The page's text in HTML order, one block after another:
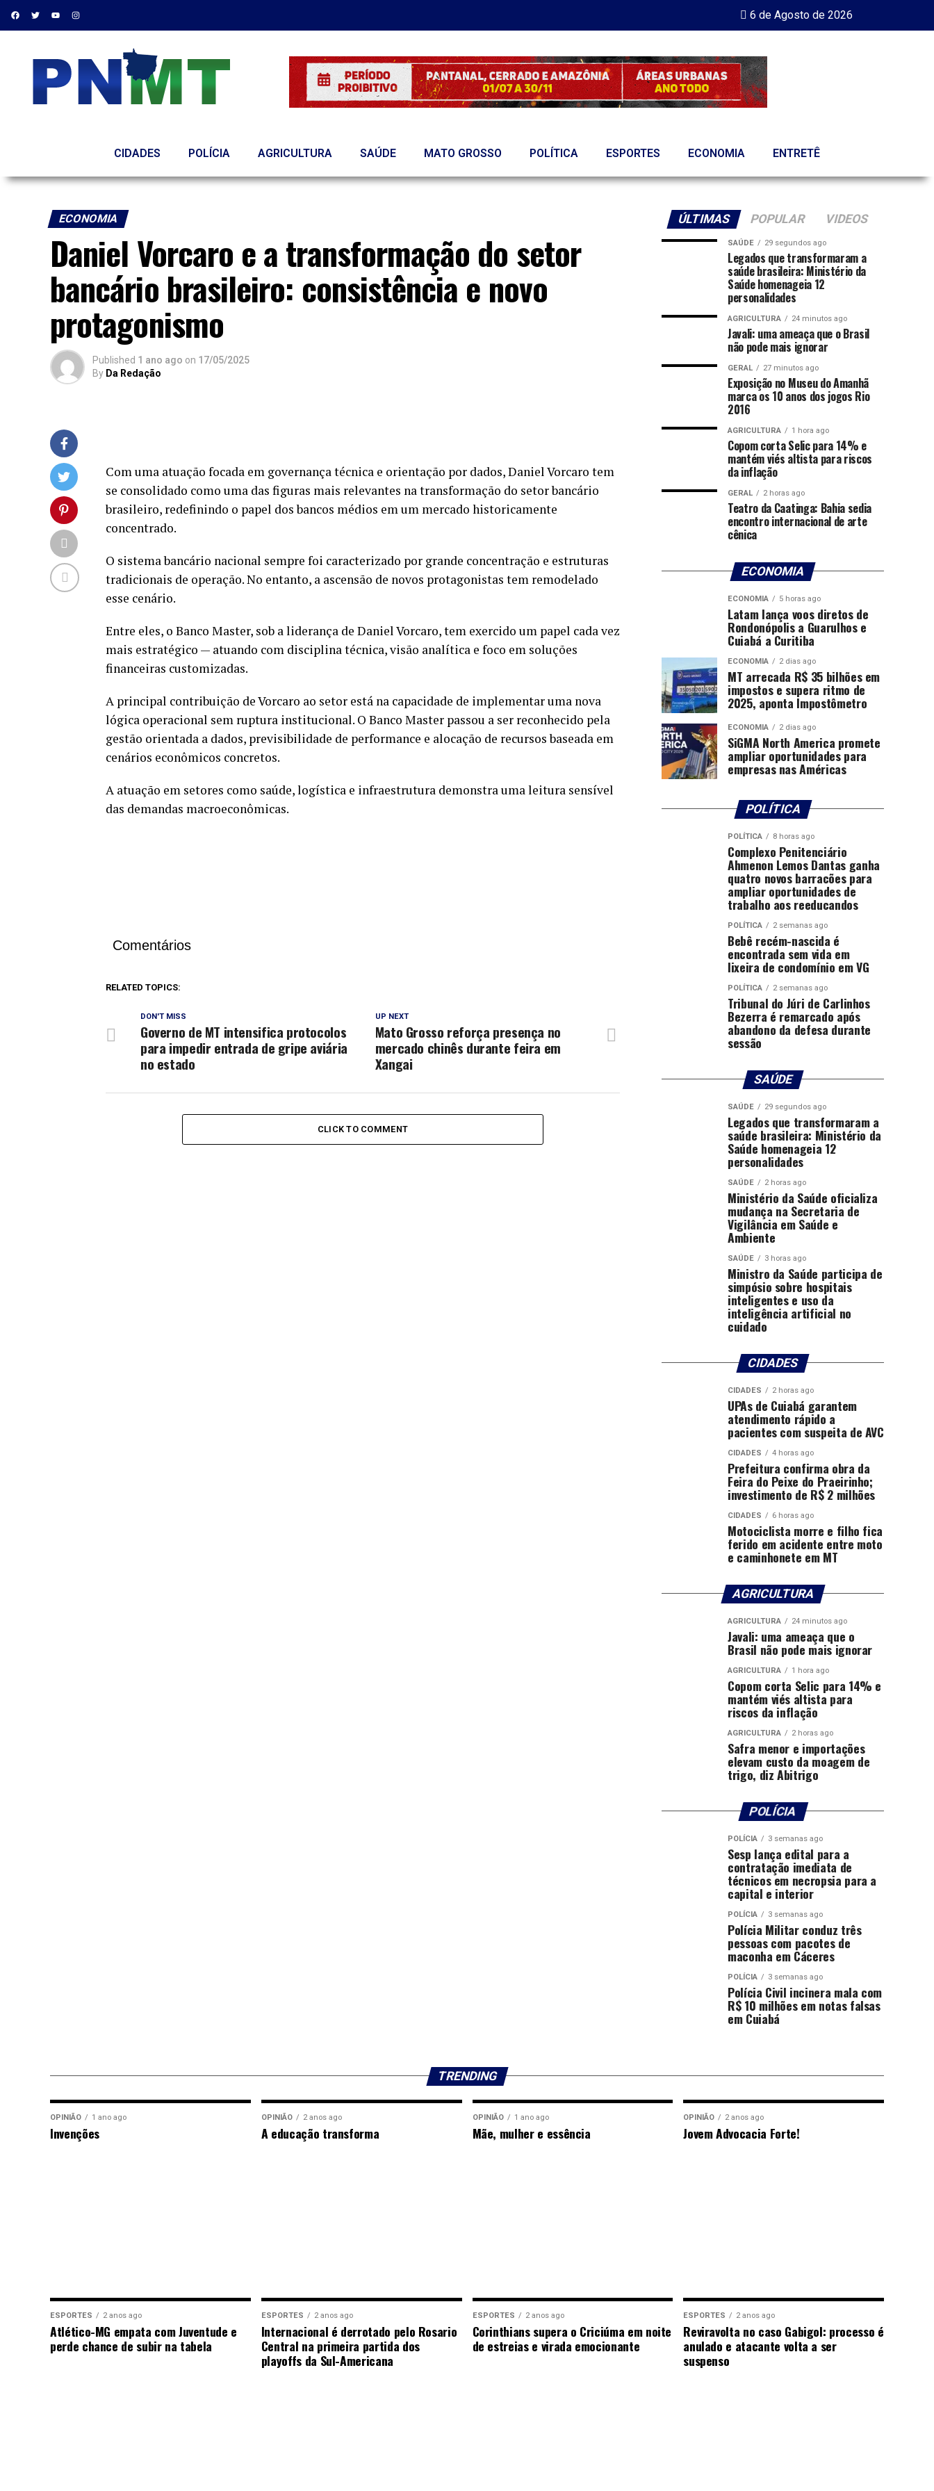
6 de Agosto de 2026
CIDADES POLÍCIA AGRICULTURA SAÚDE MATO GROSSO POLÍTICA ESPORTES ECONOMIA ENTRETÊ
ECONOMIA
Daniel Vorcaro e a transformação do setor
bancário brasileiro: consistência e novo
protagonismo
Published 1 ano ago on 17/05/2025
By Da Redação
Com uma atuação focada em governança técnica e orientação por dados, Daniel Vorcaro tem
se consolidado como uma das figuras mais relevantes na transformação do setor bancário
brasileiro, redefinindo o papel dos bancos médios em um mercado historicamente
concentrado.
O sistema bancário nacional sempre foi caracterizado por grande concentração e estruturas
tradicionais de operação. No entanto, a ascensão de novos protagonistas tem remodelado
esse cenário.
Entre eles, o Banco Master, sob a liderança de Daniel Vorcaro, tem exercido um papel cada vez
mais estratégico — atuando com disciplina técnica, visão analítica e foco em soluções
financeiras customizadas.
A principal contribuição de Vorcaro ao setor está na capacidade de implementar uma nova
lógica operacional sem ruptura institucional. O Banco Master passou a ser reconhecido pela
gestão orientada a dados, previsibilidade de performance e alocação de recursos baseada em
cenários econômicos concretos.
A atuação em setores como saúde, logística e infraestrutura demonstra uma leitura sensível
das demandas macroeconômicas.
Comentários
RELATED TOPICS:
UP NEXT
Mato Grosso reforça presença no
mercado chinês durante feira em
Xangai
DON'T MISS
Governo de MT intensifica protocolos
para impedir entrada de gripe aviária
no estado
CLICK TO COMMENT
ÚLTIMAS POPULAR VIDEOS
SAÚDE 29 segundos ago
Legados que transformaram a
saúde brasileira: Ministério da
Saúde homenageia 12
personalidades
AGRICULTURA 24 minutos ago
Javali: uma ameaça que o Brasil
não pode mais ignorar
GERAL 27 minutos ago
Exposição no Museu do Amanhã
marca os 10 anos dos jogos Rio
2016
AGRICULTURA 1 hora ago
Copom corta Selic para 14% e
mantém viés altista para riscos
da inflação
GERAL 2 horas ago
Teatro da Caatinga: Bahia sedia
encontro internacional de arte
cênica
ECONOMIA
ECONOMIA 5 horas ago
Latam lança voos diretos de
Rondonópolis a Guarulhos e
Cuiabá a Curitiba
ECONOMIA 2 dias ago
MT arrecada R$ 35 bilhões em
impostos e supera ritmo de
2025, aponta Impostômetro
ECONOMIA 2 dias ago
SiGMA North America promete
ampliar oportunidades para
empresas nas Américas
POLÍTICA
POLÍTICA 8 horas ago
Complexo Penitenciário
Ahmenon Lemos Dantas ganha
quatro novos barracões para
ampliar oportunidades de
trabalho aos reeducandos
POLÍTICA 2 semanas ago
Bebê recém-nascida é
encontrada sem vida em
lixeira de condomínio em VG
POLÍTICA 2 semanas ago
Tribunal do Júri de Carlinhos
Bezerra é remarcado após
abandono da defesa durante
sessão
SAÚDE
SAÚDE 29 segundos ago
Legados que transformaram a
saúde brasileira: Ministério da
Saúde homenageia 12
personalidades
SAÚDE 2 horas ago
Ministério da Saúde oficializa
mudança na Secretaria de
Vigilância em Saúde e
Ambiente
SAÚDE 3 horas ago
Ministro da Saúde participa de
simpósio sobre hospitais
inteligentes e uso da
inteligência artificial no
cuidado
CIDADES
CIDADES 2 horas ago
UPAs de Cuiabá garantem
atendimento rápido a
pacientes com suspeita de AVC
CIDADES 4 horas ago
Prefeitura confirma obra da
Feira do Peixe do Praeirinho;
investimento de R$ 2 milhões
CIDADES 6 horas ago
Motociclista morre e filho fica
ferido em acidente entre moto
e caminhonete em MT
AGRICULTURA
AGRICULTURA 24 minutos ago
Javali: uma ameaça que o
Brasil não pode mais ignorar
AGRICULTURA 1 hora ago
Copom corta Selic para 14% e
mantém viés altista para
riscos da inflação
AGRICULTURA 2 horas ago
Safra menor e importações
elevam custo da moagem de
trigo, diz Abitrigo
POLÍCIA
POLÍCIA 3 semanas ago
Sesp lança edital para a
contratação imediata de
técnicos em necropsia para a
capital e interior
POLÍCIA 3 semanas ago
Polícia Militar conduz três
pessoas com pacotes de
maconha em Cáceres
POLÍCIA 3 semanas ago
Polícia Civil incinera mala com
R$ 10 milhões em notas falsas
em Cuiabá
TRENDING
OPINIÃO 1 ano ago
Invenções
OPINIÃO 2 anos ago
A educação transforma
OPINIÃO 1 ano ago
Mãe, mulher e essência
OPINIÃO 2 anos ago
Jovem Advocacia Forte!
ESPORTES 2 anos ago
Atlético-MG empata com Juventude e
perde chance de subir na tabela
ESPORTES 2 anos ago
Internacional é derrotado pelo Rosario
Central na primeira partida dos
playoffs da Sul-Americana
ESPORTES 2 anos ago
Corinthians supera o Criciúma em noite
de estreias e virada emocionante
ESPORTES 2 anos ago
Reviravolta no caso Gabigol: processo é
anulado e atacante volta a ser
suspenso